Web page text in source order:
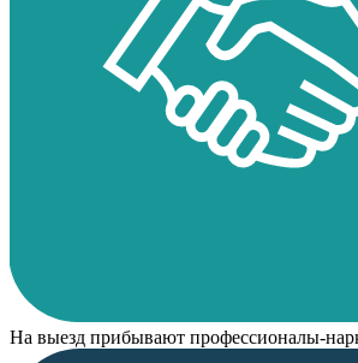
На выезд прибывают профессионалы-